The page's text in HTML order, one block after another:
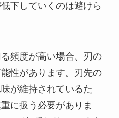
下していくのは避けら
頻度が高い場合、刃の
性があります。刃先の
が維持されているた
に扱う必要がありま